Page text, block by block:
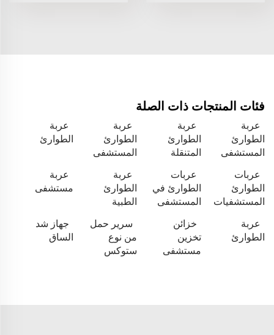
فئات المنتجات ذات الصلة
عربة
الطوارئ
المستشفى
عربة
الطوارئ
المتنقلة
عربة
الطوارئ
المستشفى
عربة
الطوارئ
عربات
الطوارئ
المستشفيات
عربات
الطوارئ في
المستشفى
عربة
الطوارئ
الطبية
عربة
مستشفى
عربة
الطوارئ
خزائن
تخزين
مستشفى
سرير حمل
من نوع
ستوكس
جهاز شد
الساق